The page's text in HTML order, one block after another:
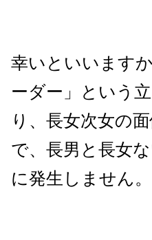
幸いといいます
ーダー」という
り、長女次女の
で、長男と長女
に発生しません。